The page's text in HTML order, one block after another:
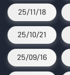
25/11/18
25/10/21
25/09/16